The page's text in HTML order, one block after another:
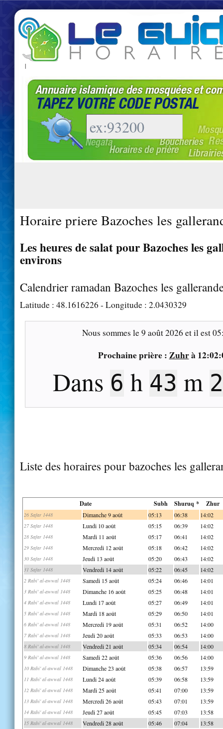
|
Horaire priere Bazoches les
Les heures de salat pour Bazoches les
environs
Calendrier ramadan Bazoches les
Latitude : 48.1616226 - Longitude : 2.0430329
Nous sommes le9 août 2026 et il est
Prochaine prière : Zuhrà
Dans 6 h 43 m
Liste des horaires pour bazoches les
Date Subh Shuruq * Zhur
26 Safar 1448 Dimanche 9 août 05:13 06:38 14:02
27 Safar 1448 Lundi 10 août 05:15 06:39 14:02
28 Safar 1448 Mardi 11 août 05:17 06:41 14:02
29 Safar 1448 Mercredi 12 août 05:18 06:42 14:02
30 Safar 1448 Jeudi 13 août 05:20 06:43 14:02
31 Safar 1448 Vendredi 14 août 05:22 06:45 14:02
2 Rabi' al-awwal 1448 Samedi 15 août 05:24 06:46 14:01
3 Rabi' al-awwal 1448 Dimanche 16 août 05:25 06:48 14:01
4 Rabi' al-awwal 1448 Lundi 17 août 05:27 06:49 14:01
5 Rabi' al-awwal 1448 Mardi 18 août 05:29 06:50 14:01
6 Rabi' al-awwal 1448 Mercredi 19 août 05:31 06:52 14:00
7 Rabi' al-awwal 1448 Jeudi 20 août 05:33 06:53 14:00
8 Rabi' al-awwal 1448 Vendredi 21 août 05:34 06:54 14:00
9 Rabi' al-awwal 1448 Samedi 22 août 05:36 06:56 14:00
10 Rabi' al-awwal 1448 Dimanche 23 août 05:38 06:57 13:59
11 Rabi' al-awwal 1448 Lundi 24 août 05:39 06:58 13:59
12 Rabi' al-awwal 1448 Mardi 25 août 05:41 07:00 13:59
13 Rabi' al-awwal 1448 Mercredi 26 août 05:43 07:01 13:59
14 Rabi' al-awwal 1448 Jeudi 27 août 05:45 07:03 13:58
15 Rabi' al-awwal 1448 Vendredi 28 août 05:46 07:04 13:58